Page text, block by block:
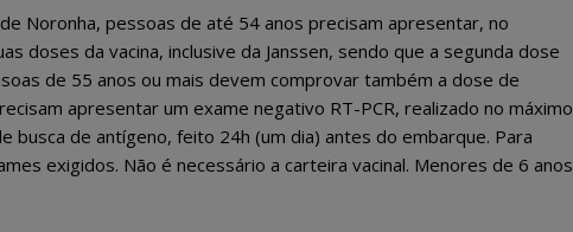
Noronha, pessoas de até 54 anos precisam apresentar, no
doses da vacina, inclusive da Janssen, sendo que a segunda dose
de 55 anos ou mais devem comprovar também a dose de
apresentar um exame negativo RT-PCR, realizado no máximo
busca de antígeno, feito 24h (um dia) antes do embarque. Para
exigidos. Não é necessário a carteira vacinal. Menores de 6 anos